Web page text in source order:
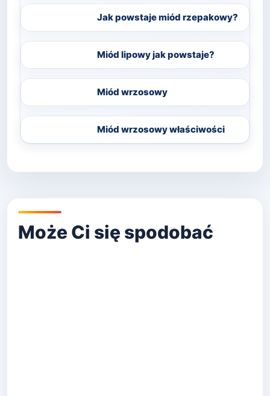
Jak powstaje miód rzepakowy?
Miód lipowy jak powstaje?
Miód wrzosowy
Miód wrzosowy właściwości